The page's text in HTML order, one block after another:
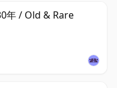
年 / Old & Rare